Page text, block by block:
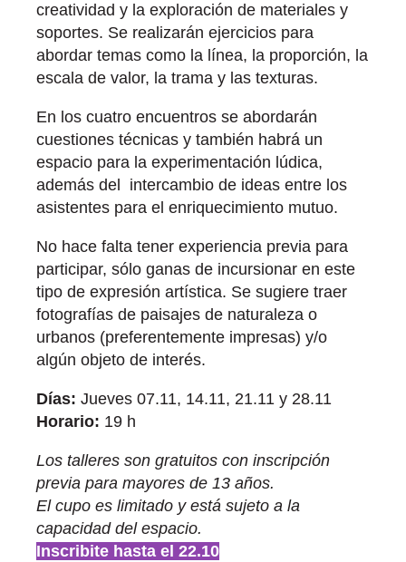
creatividad y la exploración de materiales y
soportes. Se realizarán ejercicios para
abordar temas como la línea, la proporción, la
escala de valor, la trama y las texturas.
En los cuatro encuentros se abordarán
cuestiones técnicas y también habrá un
espacio para la experimentación lúdica,
además del intercambio de ideas entre los
asistentes para el enriquecimiento mutuo.
No hace falta tener experiencia previa para
participar, sólo ganas de incursionar en este
tipo de expresión artística. Se sugiere traer
fotografías de paisajes de naturaleza o
urbanos (preferentemente impresas) y/o
algún objeto de interés.
Días: Jueves 07.11, 14.11, 21.11 y 28.11
Horario: 19 h
Los talleres son gratuitos con inscripción
previa para mayores de 13 años.
El cupo es limitado y está sujeto a la
capacidad del espacio.
Inscribite hasta el 22.10